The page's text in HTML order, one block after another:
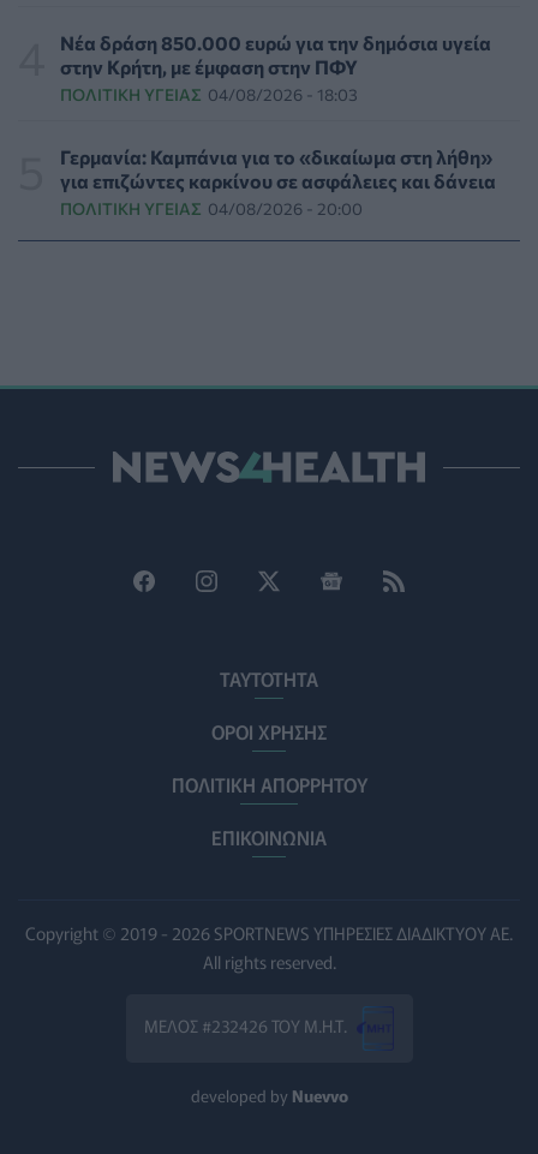
Έκτακτα μέτρα και στην Καστοριά κατά της διασποράς
της ευλογιάς των προβάτων
ΕΠΙΚΑΙΡΌΤΗΤΑ 06/08/2026 - 16:16
Τα τρία SOS στη μέση ηλικία που εξασφαλίζουν 13
επιπλέον χρόνια χωρίς άνοια
ΥΓΕΊΑ 06/08/2026 - 16:00
Βίντεο από την καμπάνια Raise Her Voice για την
ΨΥΧΙΚΉ ΥΓΕΊΑ 06/08/2026 - 15:21
06/08/2026 - 15:00
σε 120.000 στρέμματα ορυζώνων στις 10, 11 και 12
06/08/2026 - 14:41
ΕΔΟΕΑΠ: Συστάσεις για τις επερχόμενες ζέστες -
Πότε πρέπει να απευθυνθούμε στον γιατρό μας
06/08/2026 - 14:17
ΨΥΧΙΚΉ ΥΓΕΊΑ
Ευρεία σύσκεψη στον ΕΟΦ για την ομαλή λειτουργία
της εφοδιαστικής αλυσίδας φαρμάκων
Νέα δράση 850.000 ευρώ για την δημόσια υγεία
στην Κρήτη, με έμφαση στην ΠΦΥ
ΠΟΛΙΤΙΚΉ ΥΓΕΊΑΣ 04/08/2026 - 18:03
Γερμανία: Καμπάνια για το «δικαίωμα στη λήθη»
για επιζώντες καρκίνου σε ασφάλειες και δάνεια
ΠΟΛΙΤΙΚΉ ΥΓΕΊΑΣ 04/08/2026 - 20:00
ΤΑΥΤΟΤΗΤΑ
ΟΡΟΙ ΧΡΗΣΗΣ
ΠΟΛΙΤΙΚΗ ΑΠΟΡΡΗΤΟΥ
ΕΠΙΚΟΙΝΩΝΙΑ
Copyright © 2019 - 2026 SPORTNEWS ΥΠΗΡΕΣΙΕΣ ΔΙΑΔΙΚΤΥΟΥ ΑΕ.
All rights reserved.
ΜΕΛΟΣ #232426 ΤΟΥ Μ.Η.Τ.
developed by Nuevvo